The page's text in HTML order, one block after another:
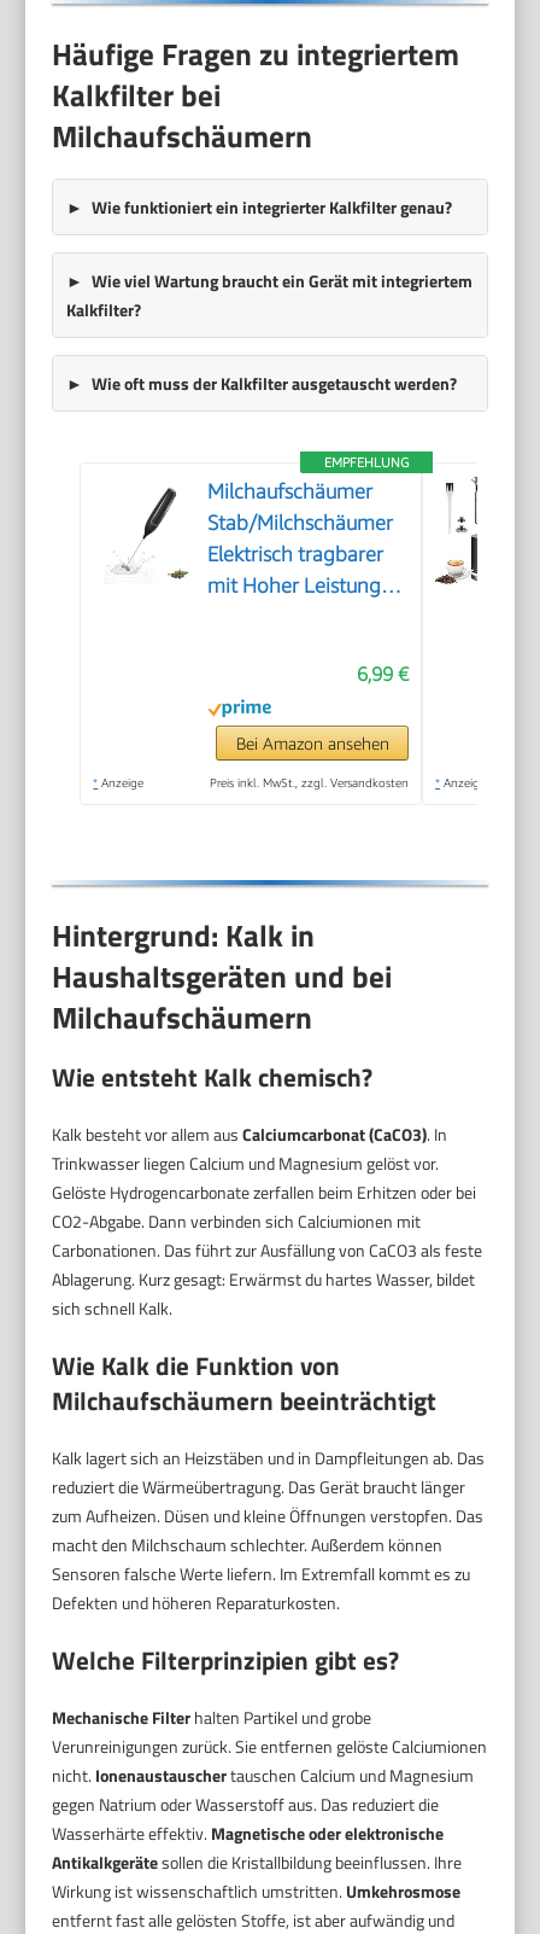
Häufige Fragen zu integriertem
Kalkfilter bei
Milchaufschäumern
Wie funktioniert ein integrierter Kalkfilter genau?
Wie viel Wartung braucht ein Gerät mit integriertem
Kalkfilter?
Wie oft muss der Kalkfilter ausgetauscht werden?
EMPFEHLUNG
Milchaufschäumer
Stab/Milchschäumer
Elektrisch tragbarer
mit Hoher Leistung
batteriebetriebener
für Latte, Matcha-Tee,
Cappuccino, Schwarz
6,99 €
Bei Amazon ansehen
* Anzeige Preis inkl. MwSt., zzgl. Versandkosten * Anzeige
Hintergrund: Kalk in
Haushaltsgeräten und bei
Milchaufschäumern
Wie entsteht Kalk chemisch?
Kalk besteht vor allem ausCalciumcarbonat (CaCO3). In
Trinkwasser liegen Calcium und Magnesium gelöst vor.
Gelöste Hydrogencarbonate zerfallen beim Erhitzen oder bei
CO2-Abgabe. Dann verbinden sich Calciumionen mit
Carbonationen. Das führt zur Ausfällung von CaCO3 als feste
Ablagerung. Kurz gesagt: Erwärmst du hartes Wasser, bildet
sich schnell Kalk.
Wie Kalk die Funktion von
Milchaufschäumern beeinträchtigt
Kalk lagert sich an Heizstäben und in Dampfleitungen ab. Das
reduziert die Wärmeübertragung. Das Gerät braucht länger
zum Aufheizen. Düsen und kleine Öffnungen verstopfen. Das
macht den Milchschaum schlechter. Außerdem können
Sensoren falsche Werte liefern. Im Extremfall kommt es zu
Defekten und höheren Reparaturkosten.
Welche Filterprinzipien gibt es?
Mechanische Filterhalten Partikel und grobe
Verunreinigungen zurück. Sie entfernen gelöste Calciumionen
nicht. Ionenaustauschertauschen Calcium und Magnesium
gegen Natrium oder Wasserstoff aus. Das reduziert die
Wasserhärte effektiv. Magnetische oder elektronische
Antikalkgerätesollen die Kristallbildung beeinflussen. Ihre
Wirkung ist wissenschaftlich umstritten. Umkehrosmose
entfernt fast alle gelösten Stoffe, ist aber aufwändig und